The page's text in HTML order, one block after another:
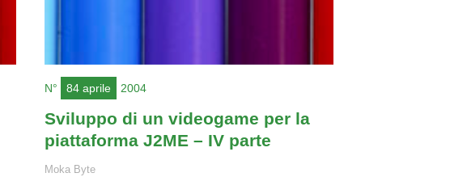
N° 84 aprile 2004
Sviluppo di un videogame per la
piattaforma J2ME – IV parte
Moka Byte